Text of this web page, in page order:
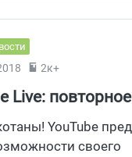
2к+
Live: повторное
live-
во время
YouTube
своего